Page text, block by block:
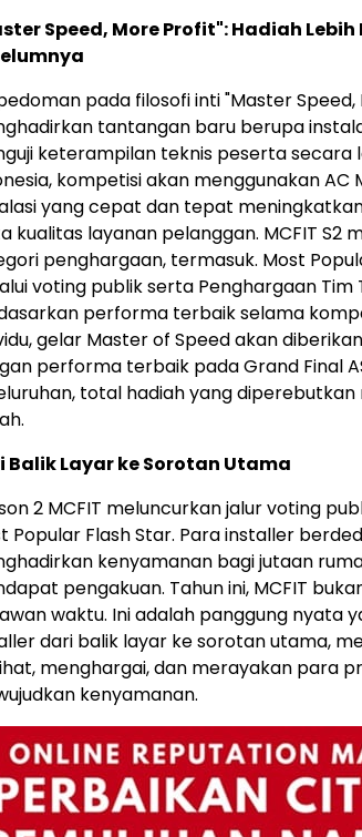
Speed, More Profit": Hadiah
pada filosofi inti "Master Speed,
tantangan baru berupa
keterampilan teknis peserta secara
kompetisi akan menggunakan AC
yang cepat dan tepat
kualitas layanan pelanggan. MCFIT S2
penghargaan, termasuk. Most
voting publik serta Penghargaan
performa terbaik selama
gelar Master of Speed akan
performa terbaik pada Grand Final
total hadiah yang
Balik Layar ke Sorotan Utama
2 MCFIT meluncurkan jalur voting
Popular Flash Star. Para installer
kenyamanan bagi jutaan
pengakuan. Tahun ini, MCFIT
waktu. Ini adalah panggung nyata
dari balik layar ke sorotan utama,
menghargai, dan merayakan para
kenyamanan.